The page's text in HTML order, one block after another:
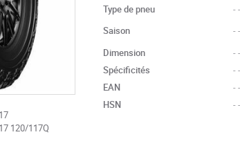
120/117Q
Type de pneu
Saison
Dimension
Spécificités
EAN
HSN